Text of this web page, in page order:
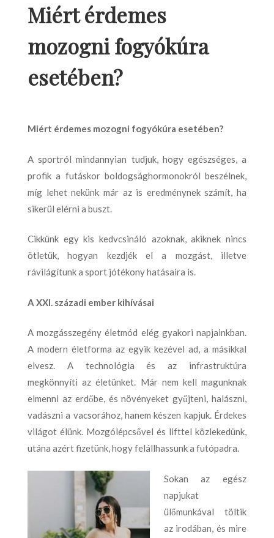
Miért érdemes
mozogni fogyókúra
esetében?
Miért érdemes mozogni fogyókúra esetében?
A sportról mindannyian tudjuk, hogy egészséges, a
profik a futáskor boldogsághormonokról beszélnek,
míg lehet nekünk már az is eredménynek számít, ha
sikerül elérni a buszt.
Cikkünk egy kis kedvcsináló azoknak, akiknek nincs
ötletük, hogyan kezdjék el a mozgást, illetve
rávilágítunk a sport jótékony hatásaira is.
A XXI. századi ember kihívásai
A mozgásszegény életmód elég gyakori napjainkban.
A modern életforma az egyik kezével ad, a másikkal
elvesz. A technológia és az infrastruktúra
megkönnyíti az életünket. Már nem kell magunknak
elmenni az erdőbe, és növényeket gyűjteni, halászni,
vadászni a vacsorához, hanem készen kapjuk. Érdekes
világot élünk. Mozgólépcsővel és lifttel közlekedünk,
utána azért fizetünk, hogy felállhassunk a futópadra.
Sokan az egész
napjukat
ülőmunkával töltik
az irodában, és mire